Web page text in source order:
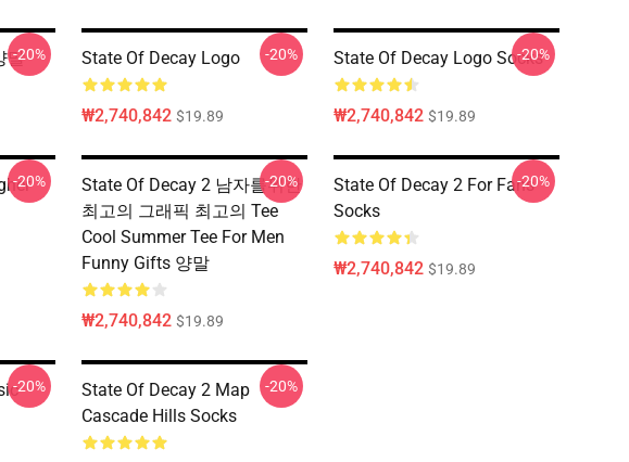
말
-20% State Of Decay Logo
₩2,740,842 $19.89
-20% State Of Decay Logo Socks
₩2,740,842 $19.89
-20%
-20%
State Of Decay 2 남자를위한
최고의 그래픽 최고의 Tee
Cool Summer Tee For Men
Funny Gifts 양말
₩2,740,842 $19.89
-20%
State Of Decay 2 For Fans
Socks
₩2,740,842 $19.89
-20%
-20%
State Of Decay 2 Map
Cascade Hills Socks
-20%